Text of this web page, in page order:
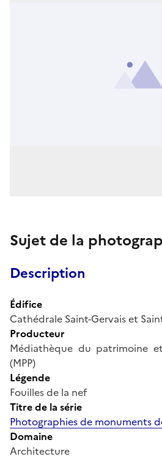
Sujet de la
Description
Édifice
Cathédrale Saint-Gervais et
Producteur
Médiathèque du patrimoine
(MPP)
Légende
Fouilles de la nef
Titre de la série
Photographies de monuments
Domaine
Architecture